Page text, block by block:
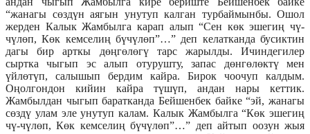
“жанагы сөздүн аягын унутуп калган турбаймынбы. Ошол
жерден Калык Жамбылга карап алып “Сен көк эшегиң чү-
чүлөп, Көк кемселиң бүчүлөп”…” деп келатканда бусиктин
дагы бир арткы дөңгөлөгү тарс жарылды. Ичиндегилер
сыртка чыгып эс алып отурушту, запас дөнгөлөктү мен
үйлөтүп, салышып бердим кайра. Бирок чоочуп калдым.
Оңолгондон кийин кайра түшүп, андан нары кеттик.
Жамбылдан чыгып баратканда Бейшенбек байке “эй, жанагы
сөздү улам эле унутуп калам. Калык Жамбылга “Көк эшегиң
чү-чүлөп, Көк кемселиң бүчүлөп”…” деп айтып оозун жыя